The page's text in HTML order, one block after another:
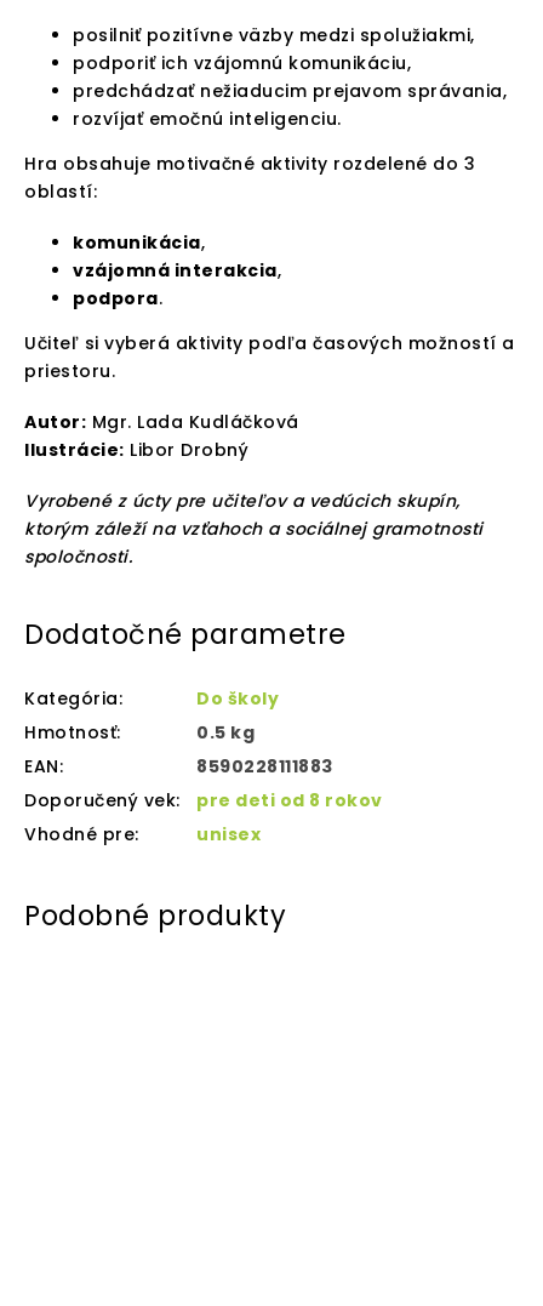
posilniť pozitívne väzby medzi spolužiakmi,
podporiť ich vzájomnú komunikáciu,
predchádzať nežiaducim prejavom správania,
rozvíjať emočnú inteligenciu.
Hra obsahuje motivačné aktivity rozdelené do 3
oblastí:
komunikácia,
vzájomná interakcia,
podpora.
Učiteľ si vyberá aktivity podľa časových možností a
priestoru.
Autor: Mgr. Lada Kudláčková
Ilustrácie: Libor Drobný
Vyrobené z úcty pre učiteľov a vedúcich skupín,
ktorým záleží na vzťahoch a sociálnej gramotnosti
spoločnosti.
Dodatočné parametre
Kategória:
Do školy
Hmotnosť:
0.5 kg
EAN:
8590228111883
Doporučený vek:
pre deti od 8 rokov
Vhodné pre: unisex